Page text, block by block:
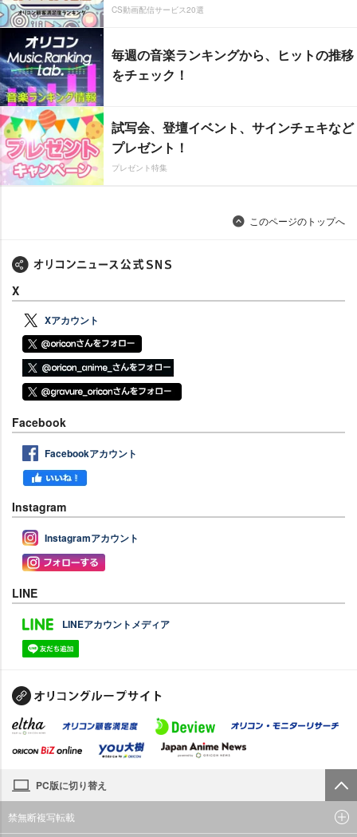
CS動画配信サービス20選
毎週の音楽ランキングから、ヒットの推移
をチェック！
試写会、登壇イベント、サインチェキなど
プレゼント！
プレゼント特集
このページのトップへ
X
Xアカウント
Facebook
Facebookアカウント
Instagram
Instagramアカウント
LINE
LINEアカウントメディア
PC版に切り替え
禁無断複写転載